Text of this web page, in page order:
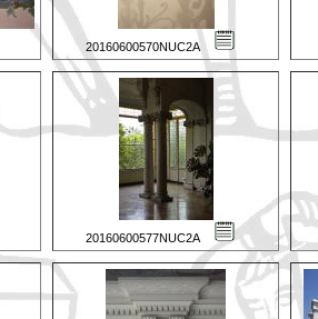
20160600570NUC2A
20160600577NUC2A